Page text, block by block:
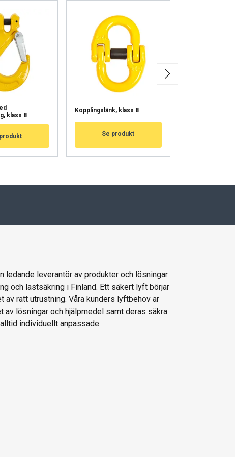
klass 8
Kopplingslänk, klass 8
Se produkt
ledande leverantör av produkter och lösningar
och lastsäkring i Finland. Ett säkert lyft börjar
av rätt utrustning. Våra kunders lyftbehov är
av lösningar och hjälpmedel samt deras säkra
individuellt anpassade.
KAIKKI